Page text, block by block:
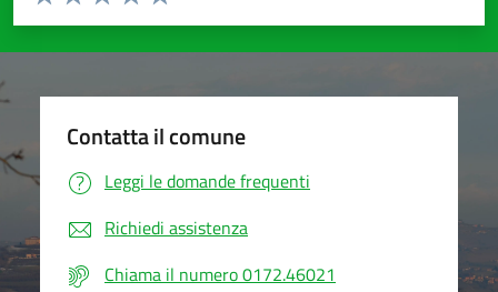
Valuta 5 stelle su 5
Valuta 4 stelle su 5
Valuta 3 stelle su 5
Valuta 2 stelle su 5
Valuta 1 stelle su 5
Contatta il comune
Leggi le domande frequenti
Richiedi assistenza
Chiama il numero 0172.46021